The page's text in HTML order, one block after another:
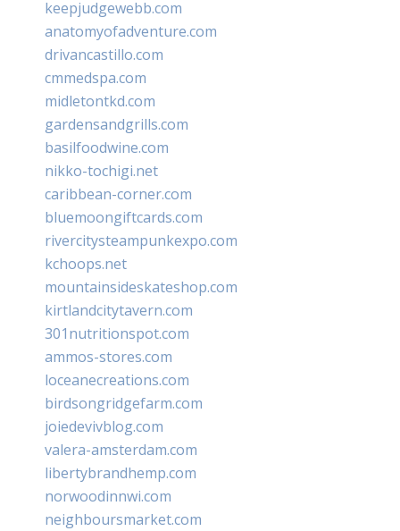
keepjudgewebb.com
anatomyofadventure.com
drivancastillo.com
cmmedspa.com
midletontkd.com
gardensandgrills.com
basilfoodwine.com
nikko-tochigi.net
caribbean-corner.com
bluemoongiftcards.com
rivercitysteampunkexpo.com
kchoops.net
mountainsideskateshop.com
kirtlandcitytavern.com
301nutritionspot.com
ammos-stores.com
loceanecreations.com
birdsongridgefarm.com
joiedevivblog.com
valera-amsterdam.com
libertybrandhemp.com
norwoodinnwi.com
neighboursmarket.com